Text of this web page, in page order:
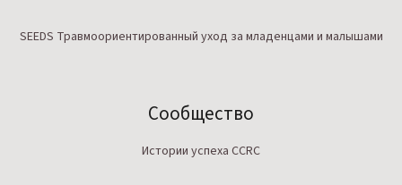
SEEDS Травмоориентированный уход за младенцами и малышами
Сообщество
Истории успеха CCRC